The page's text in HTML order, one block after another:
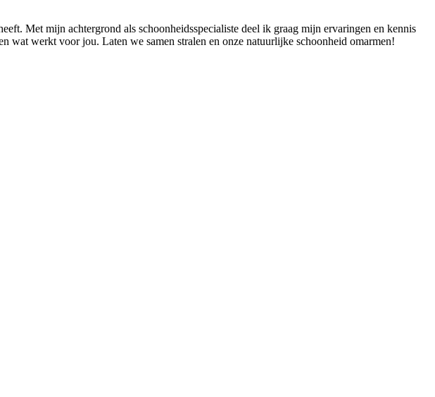
Met mijn achtergrond als schoonheidsspecialiste deel ik graag mijn ervaringen en kennis
werkt voor jou. Laten we samen stralen en onze natuurlijke schoonheid omarmen!